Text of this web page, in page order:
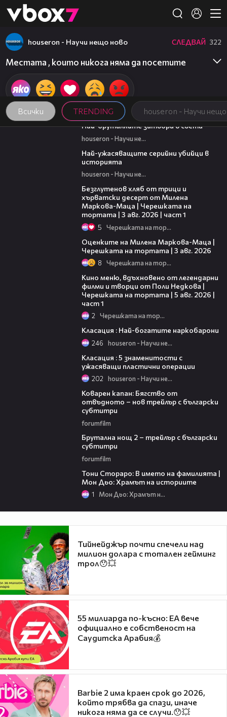
👾
Всички TRENDING houseron - Научи
houseron - Научи нещо ново СЛЕДВАЙ 322
Местата , които никога няма да посетите
07:37
Най-бруталните затвори в света
houseron - Научи нещо ново
Най-ужасяващите серийни убийци в
историята
houseron - Научи нещо ново
Безглутенов хляб от трици и
хърватски десерт от Милена
Маркова-Маца | Черешката на
тортата | 3 авг. 2026 | част 1
5 Черешката на тортата
Оценките на Милена Маркова-Маца |
Черешката на тортата | 3 авг. 2026
8 Черешката на тортата
Кино меню, вдъхновено от легендарни
филми и творци от Поли Недкова |
Черешката на тортата | 5 авг. 2026 |
част 1
2 Черешката на тортата
Класация : Най-богатите наркобарони
246 houseron - Научи нещо ново
Класация : 5 знаменитости с
ужасяващи пластични операции
202 houseron - Научи нещо ново
Коварен капан: Бягство от
отвъдното – нов трейлър с български
субтитри
forumfilm
Брутална нощ 2 – трейлър с български
субтитри
forumfilm
Тони Стораро: В името на фамилията |
Мон Дьо: Храмът на историите
1 Мон Дьо: Храмът на историите
Тийнейджър почти спечели над
милион долара с тотален гейминг
трол😯💥
55 милиарда по-късно: EA вече
официално е собственост на
Саудитска Арабия💰
Barbie 2 има краен срок до 2026,
който трябва да спази, иначе
никога няма да се случи.😯💥